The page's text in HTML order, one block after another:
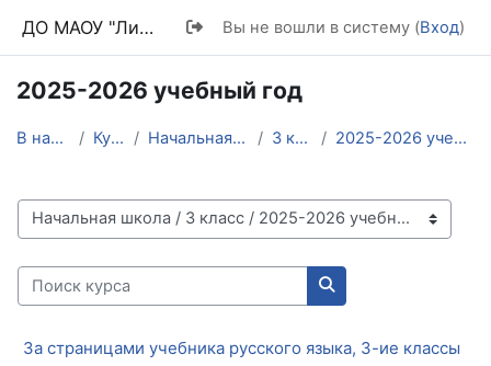
ДО МАОУ "Лицей №9" Вы не вошли в систему (Вход)
2025-2026 учебный год
В начало Курсы Начальная школа 3 класс 2025-2026 учебный год
Категории курсов
Поиск курса
Поиск курса
За страницами учебника русского языка, 3-ие классы